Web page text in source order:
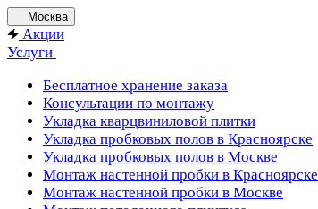
Москва
Акции
Услуги
Бесплатное хранение заказа
Консультации по монтажу
Укладка кварцвиниловой плитки
Укладка пробковых полов в Красноярске
Укладка пробковых полов в Москве
Монтаж настенной пробки в Красноярске
Монтаж настенной пробки в Москве